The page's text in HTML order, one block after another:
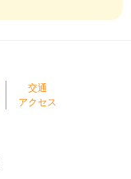
交通
アクセス